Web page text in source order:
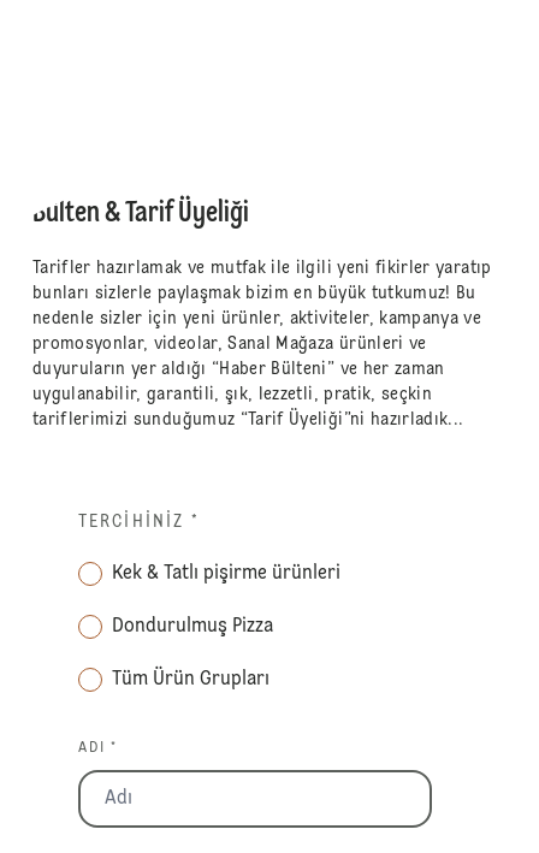
Bülten & Tarif Üyeliği
Tarifler hazırlamak ve mutfak ile ilgili yeni fikirler yaratıp
bunları sizlerle paylaşmak bizim en büyük tutkumuz! Bu
nedenle sizler için yeni ürünler, aktiviteler, kampanya ve
promosyonlar, videolar, Sanal Mağaza ürünleri ve
duyuruların yer aldığı “Haber Bülteni” ve her zaman
uygulanabilir, garantili, şık, lezzetli, pratik, seçkin
tariflerimizi sunduğumuz “Tarif Üyeliği”ni hazırladık...
TERCIHINIZ *
Kek & Tatlı pişirme ürünleri
Dondurulmuş Pizza
Tüm Ürün Grupları
ADI *